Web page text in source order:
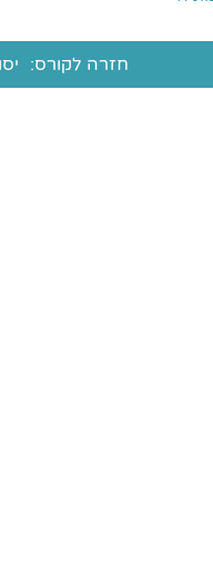
חזרה לקורס: